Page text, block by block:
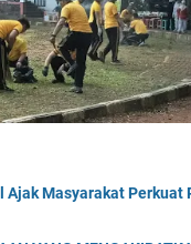
Masyarakat Perkuat